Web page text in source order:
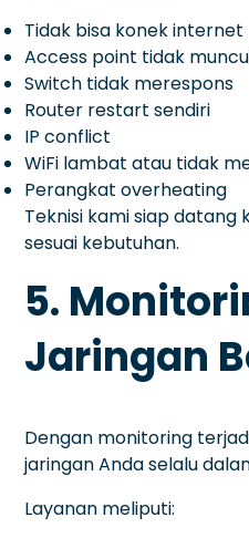
Tidak bisa konek internet
Access point tidak
Switch tidak merespons
Router restart sendiri
IP conflict
WiFi lambat atau tidak
Perangkat overheating
Teknisi kami siap datang
sesuai kebutuhan.
5.
Jaringan
Dengan monitoring
jaringan Anda selalu
Layanan meliputi: